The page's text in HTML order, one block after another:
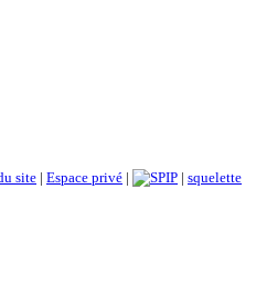
site | Espace privé | | squelette